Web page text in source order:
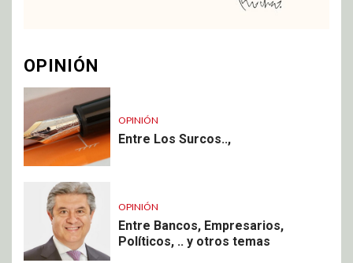
OPINIÓN
OPINIÓN
Entre Los Surcos..,
OPINIÓN
Entre Bancos, Empresarios,
Políticos, .. y otros temas